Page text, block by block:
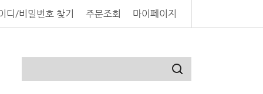
디/비밀번호 찾기 주문조회 마이페이지